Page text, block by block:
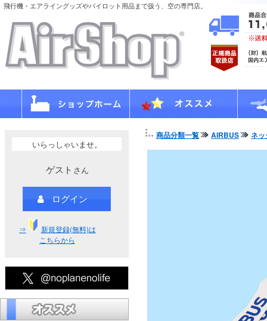
飛行機・エアライングッズやパイロット用品まで扱う、空の専門店。
いらっしゃいませ。
ゲスト さん
ログイン
⇒
新規登録(無料)は
こちらから
商品分類一覧 AIRBUS ネ